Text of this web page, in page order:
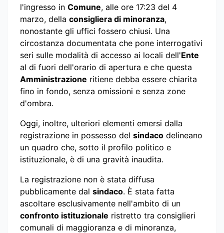
l'ingresso in Comune, alle ore 17:23 del 4
marzo, della consigliera di minoranza,
nonostante gli uffici fossero chiusi. Una
circostanza documentata che pone interrogativi
seri sulle modalità di accesso ai locali dell'Ente
al di fuori dell'orario di apertura e che questa
Amministrazione ritiene debba essere chiarita
fino in fondo, senza omissioni e senza zone
d'ombra.
Oggi, inoltre, ulteriori elementi emersi dalla
registrazione in possesso del sindaco delineano
un quadro che, sotto il profilo politico e
istituzionale, è di una gravità inaudita.
La registrazione non è stata diffusa
pubblicamente dal sindaco. È stata fatta
ascoltare esclusivamente nell'ambito di un
confronto istituzionale ristretto tra consiglieri
comunali di maggioranza e di minoranza,